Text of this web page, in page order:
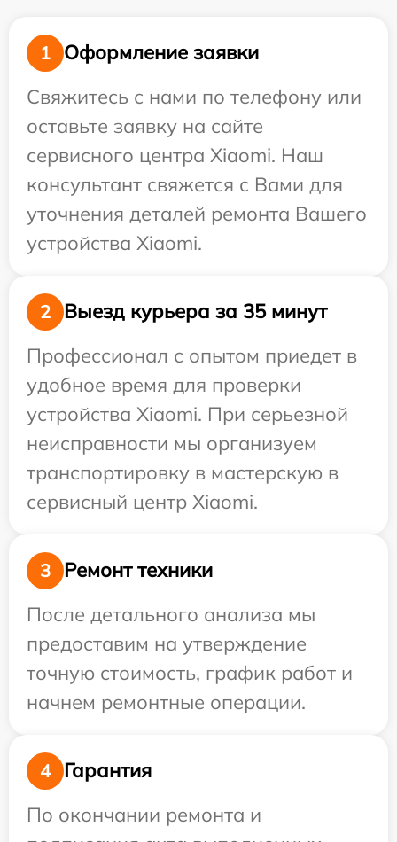
1
Оформление заявки
Свяжитесь с нами по телефону или
оставьте заявку на сайте
сервисного центра Xiaomi. Наш
консультант свяжется с Вами для
уточнения деталей ремонта Вашего
устройства Xiaomi.
2
Выезд курьера за 35 минут
Профессионал с опытом приедет в
удобное время для проверки
устройства Xiaomi. При серьезной
неисправности мы организуем
транспортировку в мастерскую в
сервисный центр Xiaomi.
3
Ремонт техники
После детального анализа мы
предоставим на утверждение
точную стоимость, график работ и
начнем ремонтные операции.
4
Гарантия
По окончании ремонта и